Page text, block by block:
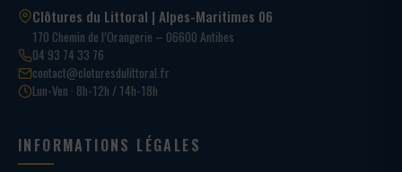
Clôtures du Littoral | Alpes-Maritimes 06
170 Chemin de l’Orangerie – 06600 Antibes
04 93 74 33 76
contact@cloturesdulittoral.fr
Lun-Ven · 8h-12h / 14h-18h
INFORMATIONS LÉGALES